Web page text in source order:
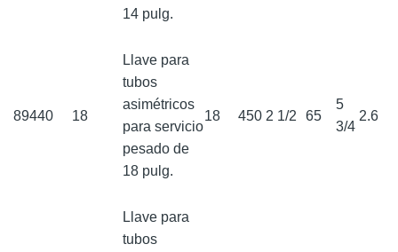
14 pulg.
89440 18
Llave para
tubos
asimétricos
para servicio
pesado de
18 pulg.
18 450 2 1/2 65
5
3/4
2.6
Llave para
tubos